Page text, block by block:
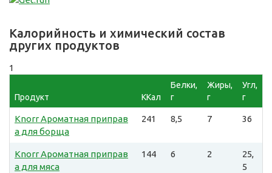
Калорийность и химический состав
других продуктов
1
Продукт ККал
Белки,
г
Жиры,
г
Угл,
г
Knorr Ароматная приправ
а для борща
241 8,5 7 36
Knorr Ароматная приправ
а для мяса
144 6 2
25,
5